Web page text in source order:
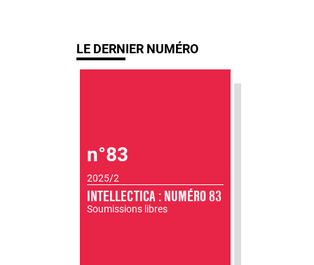
LE DERNIER NUMÉRO
n°83
2025/2
INTELLECTICA : NUMÉRO 83
Soumissions libres